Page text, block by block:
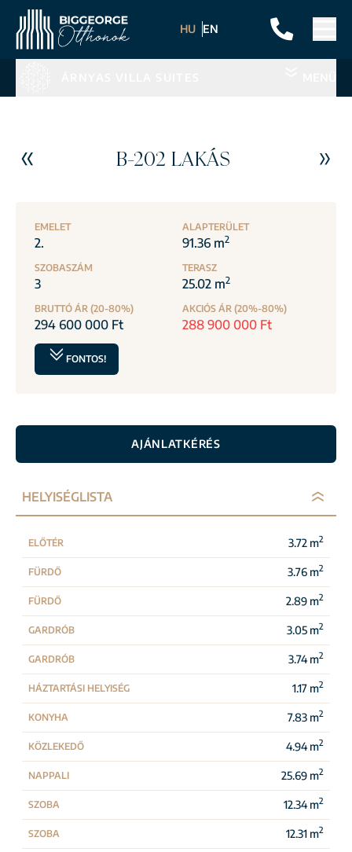
HU EN
B-202 LAKÁS
EMELET
2.
ALAPTERÜLET
91.36 m2
SZOBASZÁM
3
TERASZ
25.02 m2
BRUTTÓ ÁR (20-80%)
294 600 000 Ft
AKCIÓS ÁR (20%-80%)
288 900 000 Ft
FONTOS!
AJÁNLATKÉRÉS
HELYISÉGLISTA
ELŐTÉR 3.72 m2
FÜRDŐ 3.76 m2
FÜRDŐ 2.89 m2
GARDRÓB 3.05 m2
GARDRÓB 3.74 m2
HÁZTARTÁSI HELYISÉG 1.17 m2
KONYHA 7.83 m2
KÖZLEKEDŐ 4.94 m2
NAPPALI 25.69 m2
SZOBA 12.34 m2
SZOBA 12.31 m2